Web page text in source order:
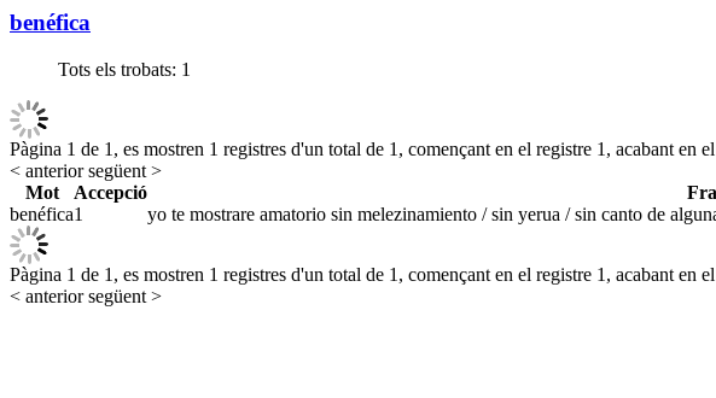
benéfica
Tots els trobats: 1
Pàgina 1 de 1, es mostren 1 registres d'un total de 1, començant en el registre 1, acabant en el
< anteriorsegüent >
Mot
Accepció
benéfica1 yo te mostrare amatorio sin melezinamiento / sin yerua / sin canto de
Pàgina 1 de 1, es mostren 1 registres d'un total de 1, començant en el registre 1, acabant en el
< anteriorsegüent >